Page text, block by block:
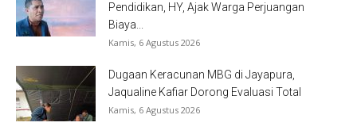
Pendidikan, HY, Ajak Warga Perjuangan
Biaya...
Kamis, 6 Agustus 2026
Dugaan Keracunan MBG di Jayapura,
Jaqualine Kafiar Dorong Evaluasi Total
Kamis, 6 Agustus 2026